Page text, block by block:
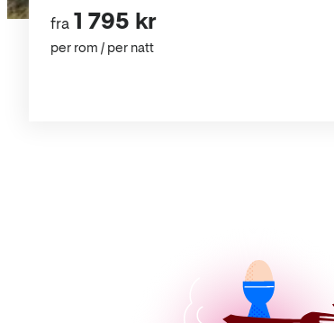
fra 1 795 kr
per rom / per natt